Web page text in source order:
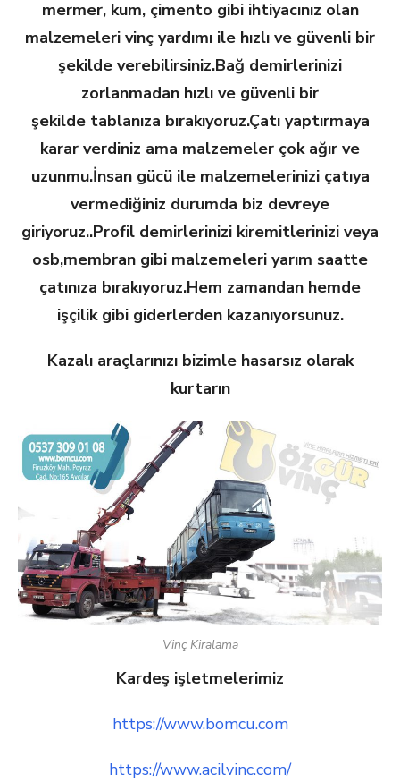
mermer, kum, çimento gibi ihtiyacınız olan
malzemeleri vinç yardımı ile hızlı ve güvenli bir
şekilde verebilirsiniz.Bağ demirlerinizi
zorlanmadan hızlı ve güvenli bir
şekilde tablanıza bırakıyoruz.Çatı yaptırmaya
karar verdiniz ama malzemeler çok ağır ve
uzunmu.İnsan gücü ile malzemelerinizi çatıya
vermediğiniz durumda biz devreye
giriyoruz..Profil demirlerinizi kiremitlerinizi veya
osb,membran gibi malzemeleri yarım saatte
çatınıza bırakıyoruz.Hem zamandan hemde
işçilik gibi giderlerden kazanıyorsunuz.
Kazalı araçlarınızı bizimle hasarsız olarak
kurtarın
Vinç Kiralama
Kardeş işletmelerimiz
https://www.bomcu.com
https://www.acilvinc.com/